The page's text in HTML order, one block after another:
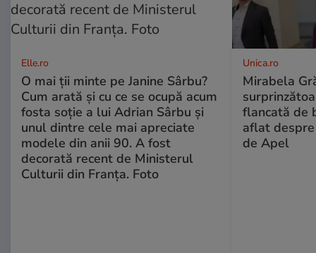
Elle.ro
O mai ții minte pe Janine Sârbu?
Cum arată și cu ce se ocupă acum
fosta soție a lui Adrian Sârbu și
unul dintre cele mai apreciate
modele din anii 90. A fost
decorată recent de Ministerul
Culturii din Franța. Foto
Unica.ro
Mirabela
flancată de
aflat
de Apel